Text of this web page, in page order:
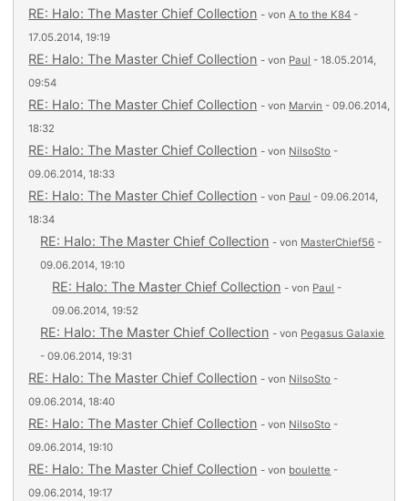
RE: Halo: The Master Chief Collection - vonA to the K84 -
17.05.2014, 19:19
RE: Halo: The Master Chief Collection - von Paul - 18.05.2014,
09:54
RE: Halo: The Master Chief Collection - von Marvin - 09.06.2014,
18:32
RE: Halo: The Master Chief Collection - von NilsoSto -
09.06.2014, 18:33
RE: Halo: The Master Chief Collection - von Paul - 09.06.2014,
18:34
RE: Halo: The Master Chief Collection - von MasterChief56 -
09.06.2014, 19:10
RE: Halo: The Master Chief Collection - von Paul -
09.06.2014, 19:52
RE: Halo: The Master Chief Collection - von Pegasus Galaxie
- 09.06.2014, 19:31
RE: Halo: The Master Chief Collection - von NilsoSto -
09.06.2014, 18:40
RE: Halo: The Master Chief Collection - von NilsoSto -
09.06.2014, 19:10
RE: Halo: The Master Chief Collection - von boulette -
09.06.2014, 19:17